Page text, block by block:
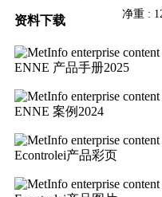
净重 :
资料下载
ENNE 产品手册2025
ENNE 案例2024
Econtrolei产品彩页